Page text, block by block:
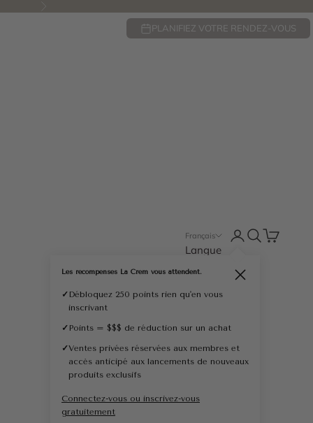
PLANIFIEZ VOTRE RENDEZ-VOUS
Français
Langue
English
Français
Ouvrir le
Fermer
Les récompenses La Crem vous attendent.
✓ Débloquez 250 points rien qu'en vous
inscrivant
✓ Points = $$$ de réduction sur un achat
✓Ventes privées réservées aux membres et
accès anticipé aux lancements de nouveaux
produits exclusifs
Connectez-vous ou inscrivez-vous
gratuitement
Ouvrir la
Voir le